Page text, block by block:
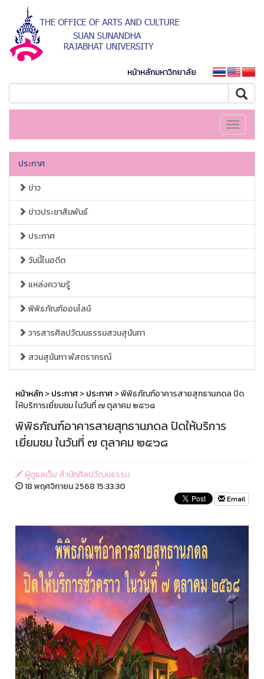
หน้าหลักมหาวิทยาลัย
Toggle
ประกาศ
ข่าว
ข่าวประชาสัมพันธ์
ประกาศ
วันนี้ในอดีต
แหล่งความรู้
พิพิธภัณฑ์ออนไลน์
วารสารศิลปวัฒนธรรมสวนสุนันทา
สวนสุนันทา พัสตราภรณ์
หน้าหลัก>ประกาศ>ประกาศ> พิพิธภัณฑ์อาคารสายสุทธานภดล ปิด
ให้บริการเยี่ยมชม ในวันที่ ๗ ตุลาคม ๒๕๖๘
พิพิธภัณฑ์อาคารสายสุทธานภดล ปิดให้บริการ
เยี่ยมชม ในวันที่ ๗ ตุลาคม ๒๕๖๘
ผู้ดูแลเว็บ สำนักศิลปวัฒนธรรม
18 พฤศจิกายน 2568 15:33:30
Email